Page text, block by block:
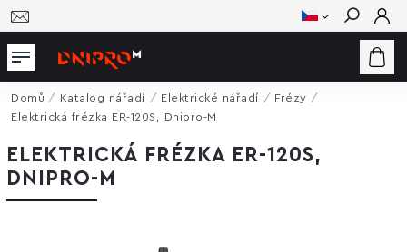
Hledat
Domů / Katalog nářadí / Elektrické nářadí / Frézy /
Elektrická frézka ER-120S, Dnipro-M
ELEKTRICKÁ FRÉZKA ER-120S,
DNIPRO-M